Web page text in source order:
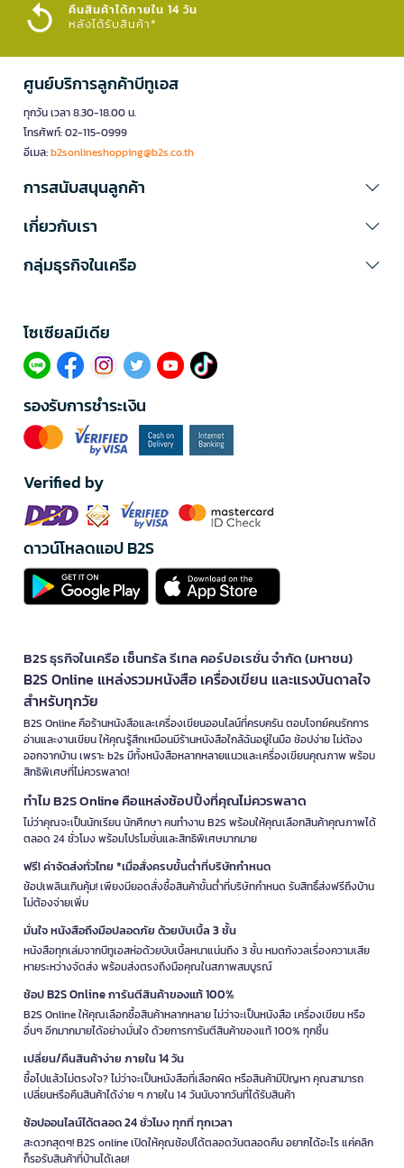
คืนสินค้าได้ภายใน 14 วัน
หลังได้รับสินค้า*
ศูนย์บริการลูกค้าบีทูเอส
ทุกวัน เวลา 8.30-18.00 น.
โทรศัพท์: 02-115-0999
อีเมล:b2sonlineshopping@b2s.co.th
การสนับสนุนลูกค้า
เกี่ยวกับเรา
กลุ่มธุรกิจในเครือ
โซเซียลมีเดีย​
รองรับการชำระเงิน
Verified by
ดาวน์โหลดแอป B2S
B2S ธุรกิจในเครือ เซ็นทรัล รีเทล คอร์ปอเรชั่น จำกัด (มหาชน)
B2S Online แหล่งรวมหนังสือ เครื่องเขียน และแรงบันดาลใจ
สำหรับทุกวัย
B2S Online คือร้านหนังสือและเครื่องเขียนออนไลน์ที่ครบครัน ตอบโจทย์คนรักการ
อ่านและงานเขียน ให้คุณรู้สึกเหมือนมีร้านหนังสือใกล้ฉันอยู่ในมือ ช้อปง่าย ไม่ต้อง
ออกจากบ้าน เพราะ b2s มีทั้งหนังสือหลากหลายแนวและเครื่องเขียนคุณภาพ พร้อม
สิทธิพิเศษที่ไม่ควรพลาด!
ทำไม B2S Online คือแหล่งช้อปปิ้งที่คุณไม่ควรพลาด
ไม่ว่าคุณจะเป็นนักเรียน นักศึกษา คนทำงาน B2S พร้อมให้คุณเลือกสินค้าคุณภาพได้
ตลอด 24 ชั่วโมง พร้อมโปรโมชั่นและสิทธิพิเศษมากมาย
ฟรี! ค่าจัดส่งทั่วไทย *เมื่อสั่งครบขั้นต่ำที่บริษัทกำหนด
ช้อปเพลินเกินคุ้ม! เพียงมียอดสั่งซื้อสินค้าขั้นต่ำที่บริษัทกำหนด รับสิทธิ์ส่งฟรีถึงบ้าน
ไม่ต้องจ่ายเพิ่ม
มั่นใจ หนังสือถึงมือปลอดภัย ด้วยบับเบิ้ล 3 ชั้น
หนังสือทุกเล่มจากบีทูเอสห่อด้วยบับเบิ้ลหนาแน่นถึง 3 ชั้น หมดกังวลเรื่องความเสีย
หายระหว่างจัดส่ง พร้อมส่งตรงถึงมือคุณในสภาพสมบูรณ์
ช้อป B2S Online การันตีสินค้าของแท้ 100%
B2S Online ให้คุณเลือกซื้อสินค้าหลากหลาย ไม่ว่าจะเป็นหนังสือ เครื่องเขียน หรือ
อื่นๆ อีกมากมายได้อย่างมั่นใจ ด้วยการการันตีสินค้าของแท้ 100% ทุกชิ้น
เปลี่ยน/คืนสินค้าง่าย ภายใน 14 วัน
ซื้อไปแล้วไม่ตรงใจ? ไม่ว่าจะเป็นหนังสือที่เลือกผิด หรือสินค้ามีปัญหา คุณสามารถ
เปลี่ยนหรือคืนสินค้าได้ง่าย ๆ ภายใน 14 วันนับจากวันที่ได้รับสินค้า
ช้อปออนไลน์ได้ตลอด 24 ชั่วโมง ทุกที่ ทุกเวลา
สะดวกสุดๆ! B2S online เปิดให้คุณช้อปได้ตลอดวันตลอดคืน อยากได้อะไร แค่คลิก
ก็รอรับสินค้าที่บ้านได้เลย!